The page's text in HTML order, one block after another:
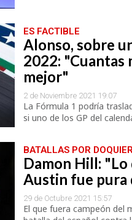
ES FACTIBLE
Alonso, sobre
2022: "Cuantas
mejor"
2 de Noviembre 2021 19:07
La Fórmula 1 podría
si uno de los GP del
BATALLAS POR
Damon Hill: "Lo
Austin fue pura
29 de Octubre 2021 15:57
El que fuera campeón del